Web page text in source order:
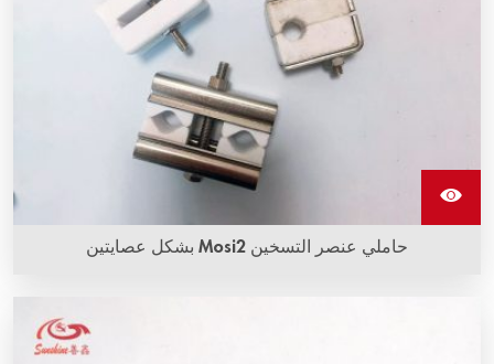
حاملي عنصر التسخين Mosi2 بشكل عصايتين